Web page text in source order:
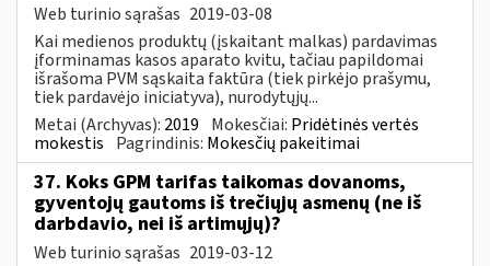
Web turinio sąrašas 2019-03-08
Kai medienos produktų (įskaitant malkas) pardavimas
įforminamas kasos aparato kvitu, tačiau papildomai
išrašoma PVM sąskaita faktūra (tiek pirkėjo prašymu,
tiek pardavėjo iniciatyva), nurodytųjų...
Metai (Archyvas): 2019 Mokesčiai: Pridėtinės vertės
mokestis Pagrindinis: Mokesčių pakeitimai
37. Koks GPM tarifas taikomas dovanoms,
gyventojų gautoms iš trečiųjų asmenų (ne iš
darbdavio, nei iš artimųjų)?
Web turinio sąrašas 2019-03-12